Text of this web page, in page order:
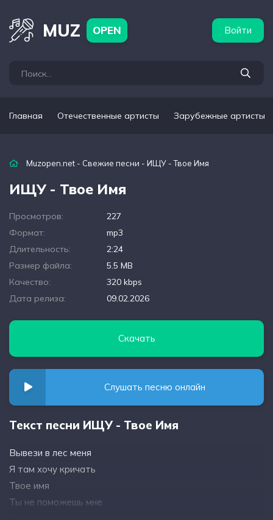
MUZ OPEN Войти
Главная Отечественные артисты Зарубежные артисты
Muzopen.net - Свежие песни - ИЩУ - Твое Имя
ИЩУ - Твое Имя
Просмотров:
227
Формат:
mp3
Длительность:
2:24
Размер файла:
5.5 MB
Качество:
320 kbps
Дата релиза:
09.02.2026
Скачать
Слушать песню онлайн
Текст песни ИЩУ - Твое Имя
Вывези в лес меня
Я там хочу кричать
Твое имя
Ты не поможешь мне
артисты Популярные подборки